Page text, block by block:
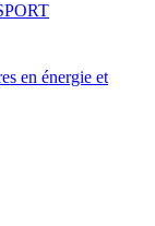
en énergie et